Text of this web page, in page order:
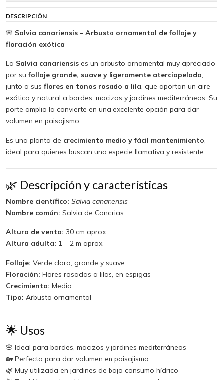
DESCRIPCIÓN
🌸 Salvia canariensis – Arbusto ornamental de follaje y
floración exótica
La Salvia canariensises un arbusto ornamental muy apreciado
por sufollaje grande, suave y ligeramente aterciopelado,
junto a sus flores en tonos rosado a lila, que aportan un aire
exótico y natural a bordes, macizos y jardines mediterráneos. Su
porte amplio la convierte en una excelente opción para dar
volumen en paisajismo.
Es una planta de crecimiento medio y fácil mantenimiento,
ideal para quienes buscan una especie llamativa y resistente.
🌿 Descripción y características
Nombre científico: Salvia canariensis
Nombre común: Salvia de Canarias
Altura de venta: 30 cm aprox.
Altura adulta: 1 – 2 m aprox.
Follaje: Verde claro, grande y suave
Floración: Flores rosadas a lilas, en espigas
Crecimiento: Medio
Tipo: Arbusto ornamental
🌟 Usos
🌸 Ideal para bordes, macizos y jardines mediterráneos
🏡 Perfecta para dar volumen en paisajismo
🌿 Muy utilizada en jardines de bajo consumo hídrico